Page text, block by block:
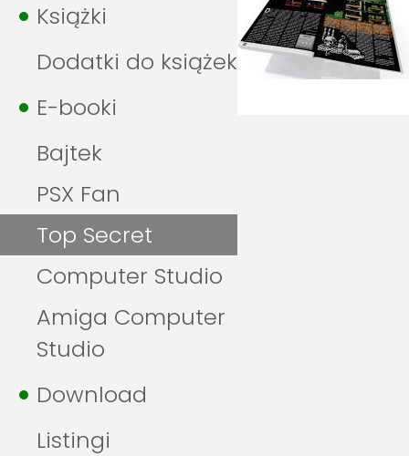
Książki
Dodatki do książek
E-booki
Bajtek
PSX Fan
Top Secret
Computer Studio
Amiga Computer
Studio
Download
Listingi